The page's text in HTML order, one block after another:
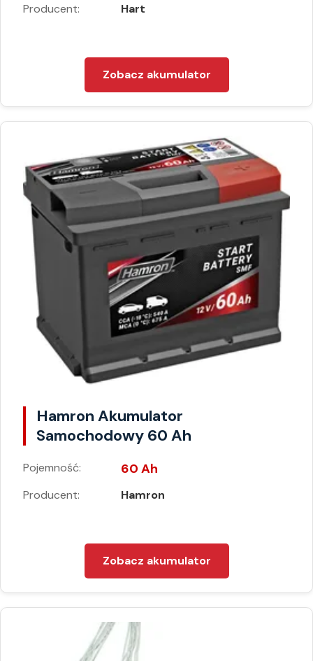
Producent: Hart
Zobacz akumulator
Hamron Akumulator
Samochodowy 60 Ah
Pojemność: 60 Ah
Producent: Hamron
Zobacz akumulator